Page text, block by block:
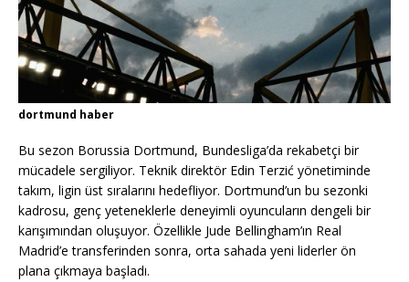
dortmund haber
Bu sezon Borussia Dortmund, Bundesliga’da rekabetçi bir
mücadele sergiliyor. Teknik direktör Edin Terzić yönetiminde
takım, ligin üst sıralarını hedefliyor. Dortmund’un bu sezonki
kadrosu, genç yeteneklerle deneyimli oyuncuların dengeli bir
karışımından oluşuyor. Özellikle Jude Bellingham’ın Real
Madrid’e transferinden sonra, orta sahada yeni liderler ön
plana çıkmaya başladı.